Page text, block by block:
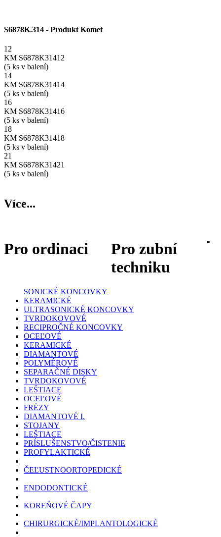
S6878K.314 - Produkt Komet
12
KM S6878K31412
(5 ks v balení)
14
KM S6878K31414
(5 ks v balení)
16
KM S6878K31416
(5 ks v balení)
18
KM S6878K31418
(5 ks v balení)
21
KM S6878K31421
(5 ks v balení)
Více...
Pro ordinaci
Pro zubní
techniku
SONICKÉ KONCOVKY
KERAMICKÉ
ULTRASONICKÉ KONCOVKY
TVRDOKOVOVÉ
RECIPROČNÉ KONCOVKY
OCEĽOVÉ
KERAMICKÉ
DIAMANTOVÉ
POLYMÉROVÉ
SEPARAČNÉ DISKY
TVRDOKOVOVÉ
LEŠTIACE
OCEĽOVÉ
FRÉZY
DIAMANTOVÉ I.
STOJANY
LEŠTIACE
PRÍSLUŠENSTVO/ČISTENIE
PROFYLAKTICKÉ
ČEĽUSTNOORTOPEDICKÉ
ENDODONTICKÉ
KOREŇOVÉ ČAPY
CHIRURGICKÉ/IMPLANTOLOGICKÉ